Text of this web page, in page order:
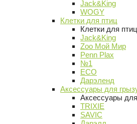
Jack&King
WOGY
Клетки для птиц
Клетки для птиц
Jack&King
Zoo Мой Мир
Penn Plax
№1
ECO
Дарэленд
Аксессуары для
Аксессуары
TRIXIE
SAVIC